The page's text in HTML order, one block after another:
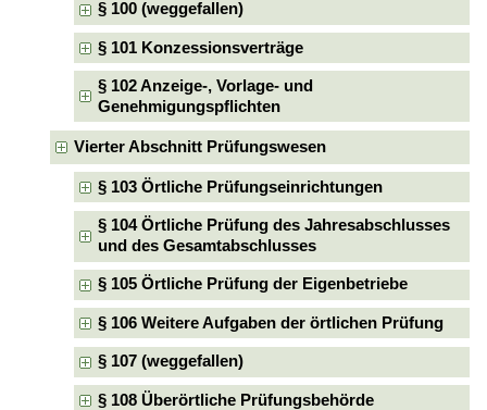
§ 100 (weggefallen)
§ 101 Konzessionsverträge
§ 102 Anzeige-, Vorlage- und
Genehmigungspflichten
Vierter Abschnitt Prüfungswesen
§ 103 Örtliche Prüfungseinrichtungen
§ 104 Örtliche Prüfung des Jahresabschlusses
und des Gesamtabschlusses
§ 105 Örtliche Prüfung der Eigenbetriebe
§ 106 Weitere Aufgaben der örtlichen Prüfung
§ 107 (weggefallen)
§ 108 Überörtliche Prüfungsbehörde